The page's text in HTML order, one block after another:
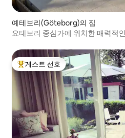
예테보리(Göteborg)의 집
요테보리 중심가에 위치한 매력적
상위 게스트 선호
게스트 선호